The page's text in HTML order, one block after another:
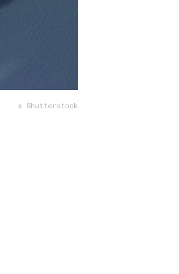
© Shutterstock